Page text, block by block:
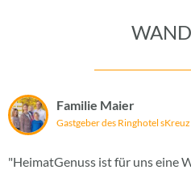
Familie Maier
Gastgeber des Ringhotel
"HeimatGenuss ist für uns eine